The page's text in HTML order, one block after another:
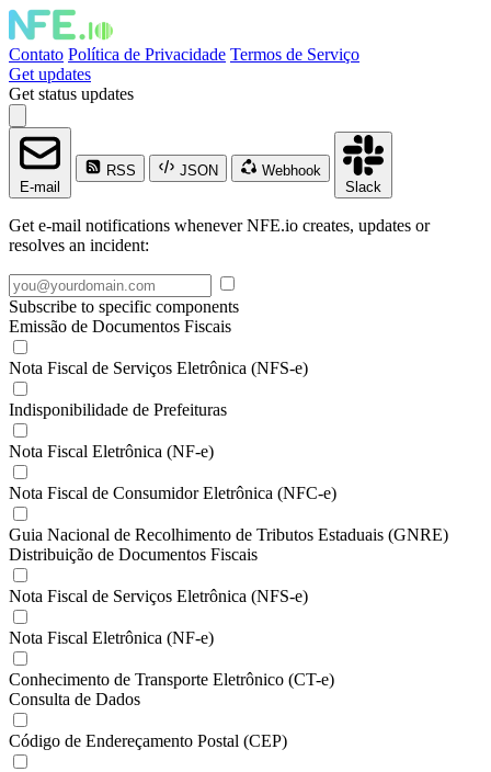
Contato Política de Privacidade Termos de Serviço
Get updates
Get status updates
E-mail
RSS JSON
Webhook
Slack
Get e-mail notifications whenever NFE.io creates, updates or
resolves an incident:
Subscribe to specific components
Emissão de Documentos Fiscais
Nota Fiscal de Serviços Eletrônica (NFS-e)
Indisponibilidade de Prefeituras
Nota Fiscal Eletrônica (NF-e)
Nota Fiscal de Consumidor Eletrônica (NFC-e)
Guia Nacional de Recolhimento de Tributos Estaduais (GNRE)
Distribuição de Documentos Fiscais
Nota Fiscal de Serviços Eletrônica (NFS-e)
Nota Fiscal Eletrônica (NF-e)
Conhecimento de Transporte Eletrônico (CT-e)
Consulta de Dados
Código de Endereçamento Postal (CEP)